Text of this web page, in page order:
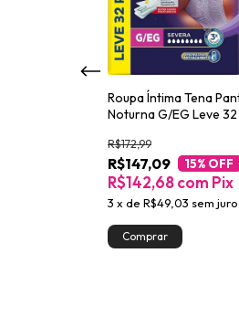
Roupa Íntima Tena
Noturna G/EG Leve
R$147,09
R$172,99
15% OFF
3 x de R$49,03 sem
R$142,68com Pix